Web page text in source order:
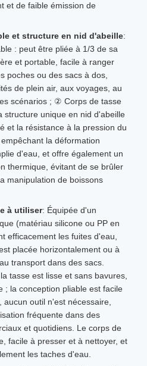
et de faible émission de
et structure en nid d'abeille:
: peut être pliée à 1/3 de sa
et portable, facile à ranger
poches ou des sacs à dos,
de plein air, aux voyages, au
scénarios ; ② Corps de tasse
structure unique en nid d'abeille
et la résistance à la pression du
la déformation
d'eau, et offre également un
thermique, évitant de se brûler
manipulation de boissons
à utiliser: Équipée d'un
(matériau silicone ou PP en
efficacement les fuites d'eau,
placée horizontalement ou à
transport dans des sacs.
tasse est lisse et sans bavures,
; la conception pliable est facile
aucun outil n'est nécessaire,
fréquente dans des
et quotidiens. Le corps de
facile à presser et à nettoyer, et
les taches d'eau.